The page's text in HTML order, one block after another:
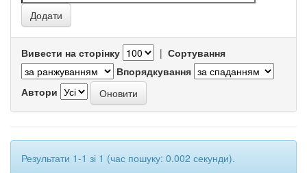
Вивести на сторінку | Сортування
Впорядкування
Автори
Результати 1-1 зі 1 (час пошуку: 0.002 секунди).